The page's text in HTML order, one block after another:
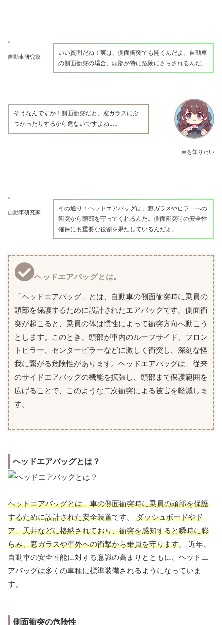
自動車研究家
いい質問だね！実は、側面衝突でも開くんだよ。自動車
の側面衝突の場合、頭部が特に危険にさらされるんだ。
車を知りたい
そうなんですか！側面衝突だと、窓ガラスにぶ
つかったりするから危ないですよね…。
自動車研究家
その通り！ヘッドエアバッグは、窓ガラスやピラーへの
衝突から頭部を守ってくれるんだ。側面衝突時の安全性
確保にも重要な役割を果たしているんだよ。
ヘッドエアバッグとは。
「ヘッドエアバッグ」とは、自動車の側面衝突時に乗員の
頭部を保護するために設計されたエアバッグです。側面衝
突が起こると、乗員の体は慣性によって衝突方向へ動こう
とします。このとき、頭部が車内のルーフサイド、フロン
トピラー、センターピラーなどに激しく衝突し、深刻な怪
我に繋がる危険性があります。ヘッドエアバッグは、従来
のサイドエアバッグの機能を拡張し、頭部まで保護範囲を
広げることで、このような二次衝突による被害を軽減しま
す。
ヘッドエアバッグとは？
ヘッドエアバッグとは、車の側面衝突時に乗員の頭部を保護
するために設計された安全装置です。 ダッシュボードやド
ア、天井などに格納されており、衝突を感知すると瞬時に膨
らみ、窓ガラスや車外への衝撃から乗員を守ります。 近年、
自動車の安全性能に対する意識の高まりとともに、ヘッドエ
アバッグは多くの車種に標準装備されるようになっていま
す。
側面衝突の危険性